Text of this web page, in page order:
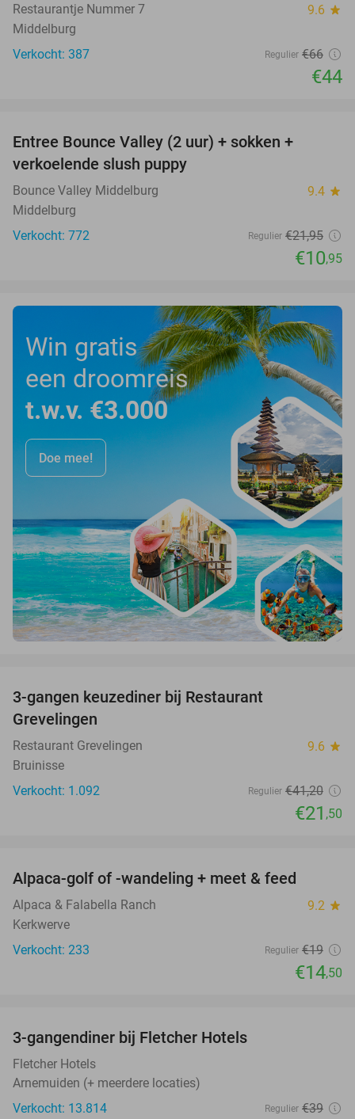
Restaurantje Nummer 7 9.6 star
Middelburg
Verkocht: 387
Regulier €66
€44
Entree Bounce Valley (2 uur) + sokken +
verkoelende slush puppy
Bounce Valley Middelburg 9.4 star
Middelburg
Verkocht: 772
Regulier €21,95
€10,95
Win gratis
een droomreis
t.w.v. €3.000
Doe mee!
3-gangen keuzediner bij Restaurant
Grevelingen
Restaurant Grevelingen 9.6 star
Bruinisse
Verkocht: 1.092
Regulier €41,20
€21 ,50
Alpaca-golf of -wandeling + meet & feed
Alpaca & Falabella Ranch 9.2 star
Kerkwerve
Verkocht: 233
Regulier €19
€14,50
3-gangendiner bij Fletcher Hotels
Fletcher Hotels
Arnemuiden (+ meerdere locaties)
Verkocht: 13.814
Regulier €39